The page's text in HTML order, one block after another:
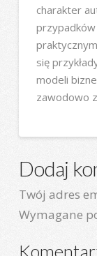
charakter
się
modeli
zawodowo
Dodaj
Twój adres
Wymagane